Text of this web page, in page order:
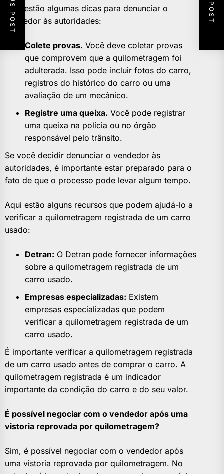
Aqui estão algumas dicas para denunciar o
vendedor às autoridades:
Colete provas. Você deve coletar provas
que comprovem que a quilometragem foi
adulterada. Isso pode incluir fotos do carro,
registros do histórico do carro ou uma
avaliação de um mecânico.
Registre uma queixa. Você pode registrar
uma queixa na polícia ou no órgão
responsável pelo trânsito.
Se você decidir denunciar o vendedor às
autoridades, é importante estar preparado para o
fato de que o processo pode levar algum tempo.
Aqui estão alguns recursos que podem ajudá-lo a
verificar a quilometragem registrada de um carro
usado:
Detran: O Detran pode fornecer informações
sobre a quilometragem registrada de um
carro usado.
Empresas especializadas: Existem
empresas especializadas que podem
verificar a quilometragem registrada de um
carro usado.
É importante verificar a quilometragem registrada
de um carro usado antes de comprar o carro. A
quilometragem registrada é um indicador
importante da condição do carro e do seu valor.
É possível negociar com o vendedor após uma
vistoria reprovada por quilometragem?
Sim, é possível negociar com o vendedor após
uma vistoria reprovada por quilometragem. No